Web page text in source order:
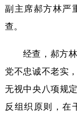
地方频道
北京
辽宁
浙江
副主席郝方林严
查。
经查，郝方林
党不忠诚不老实
无视中央八项规
反组织原则，在